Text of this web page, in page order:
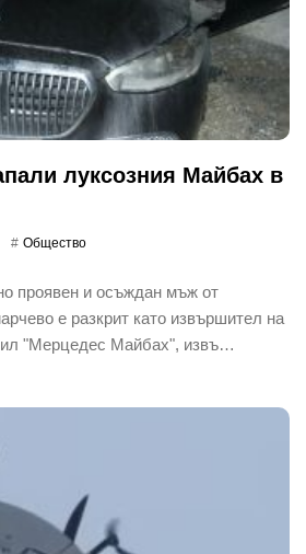
луксозния Майбах в
Общество
проявен и осъждан мъж от
е разкрит като извършител на
"Мерцедес Майбах", извъ…